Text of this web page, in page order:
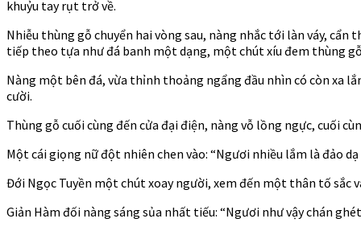
khuỷu tay rụt trở về.
Nhiễu thùng gỗ chuyển hai vòng sau, nàng nhắc tới làn váy,
tiếp theo tựa như đá banh một dạng, một chút xíu đem thùng
Nàng một bên đá, vừa thỉnh thoảng ngẩng đầu nhìn có còn xa
cười.
Thùng gỗ cuối cùng đến cửa đại điện, nàng vỗ lồng ngực, cuối
Một cái giọng nữ đột nhiên chen vào: “Ngươi nhiều lắm là đảo
Đới Ngọc Tuyền một chút xoay người, xem đến một thân tố sắc
Giản Hàm đối nàng sáng sủa nhất tiếu: “Ngươi như vậy chán